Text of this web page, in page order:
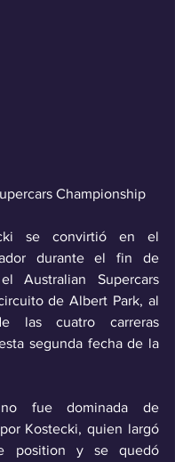
Championship
se convirtió en el
durante el fin de
Australian Supercars
de Albert Park, al
las cuatro carreras
segunda fecha de la
fue dominada de
Kostecki, quien largó
position y se quedó